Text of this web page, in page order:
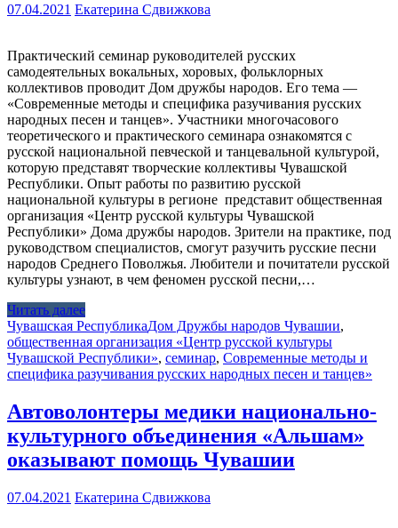
07.04.2021 Екатерина Сдвижкова
Практический семинар руководителей русских
самодеятельных вокальных, хоровых, фольклорных
коллективов проводит Дом дружбы народов. Его тема —
«Современные методы и специфика разучивания русских
народных песен и танцев». Участники многочасового
теоретического и практического семинара ознакомятся с
русской национальной певческой и танцевальной культурой,
которую представят творческие коллективы Чувашской
Республики. Опыт работы по развитию русской
национальной культуры в регионе представит общественная
организация «Центр русской культуры Чувашской
Республики» Дома дружбы народов. Зрители на практике, под
руководством специалистов, смогут разучить русские песни
народов Среднего Поволжья. Любители и почитатели русской
культуры узнают, в чем феномен русской песни,…
Читать далее
Чувашская РеспубликаДом Дружбы народов Чувашии,
общественная организация «Центр русской культуры
Чувашской Республики», семинар, Современные методы и
специфика разучивания русских народных песен и танцев»
Автоволонтеры медики национально-
культурного объединения «Альшам»
оказывают помощь Чувашии
07.04.2021 Екатерина Сдвижкова